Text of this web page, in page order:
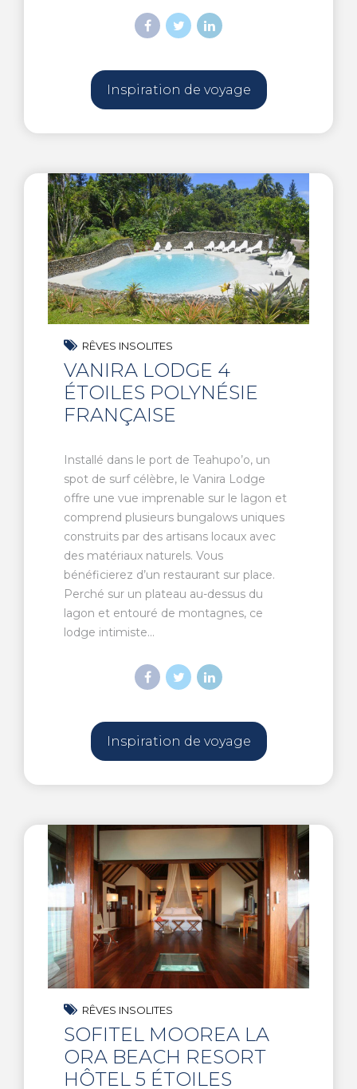
Inspiration de voyage
RÊVES INSOLITES
VANIRA LODGE 4
ÉTOILES POLYNÉSIE
FRANÇAISE
Installé dans le port de Teahupo’o, un
spot de surf célèbre, le Vanira Lodge
offre une vue imprenable sur le lagon et
comprend plusieurs bungalows uniques
construits par des artisans locaux avec
des matériaux naturels. Vous
bénéficierez d’un restaurant sur place.
Perché sur un plateau au-dessus du
lagon et entouré de montagnes, ce
lodge intimiste...
Inspiration de voyage
RÊVES INSOLITES
SOFITEL MOOREA LA
ORA BEACH RESORT
HÔTEL 5 ÉTOILES